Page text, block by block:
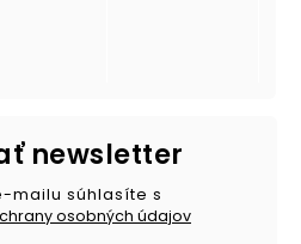
newsletter
mailu súhlasíte s
osobných údajov